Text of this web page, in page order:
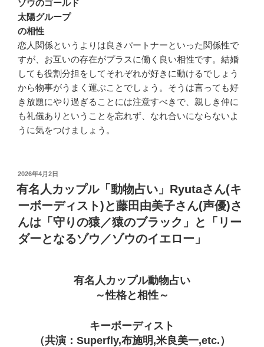
ゾウのゴールド
太陽グループ
の相性
恋人関係というよりは良きパートナーといった関係性で
すが、お互いの存在がプラスに働く良い相性です。結婚
しても役割分担をしてそれぞれが好きに動けるでしょう
から物事がうまく運ぶことでしょう。そうは言っても好
き放題にやり過ぎることには注意すべきで、親しき仲に
も礼儀ありということを忘れず、なれ合いにならないよ
うに気をつけましょう。
投
稿
日:
2026年4月2日
有名人カップル「動物占い」Ryutaさん(キ
ーボーディスト)と藤田由美子さん(声優)さ
んは「守りの猿／猿のブラック」と「リー
ダーとなるゾウ／ゾウのイエロー」
有名人カップル動物占い
～性格と相性～
キーボーディスト
（共演：Superfly,布施明,米良美一,etc.）